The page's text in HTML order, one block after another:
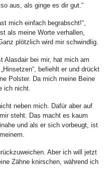
aus, als ginge es dir gut.“
mich einfach begrabscht!“,
als meine Worte verhallen,
plötzlich wird mir schwindlig.
Alasdair bei mir, hat mich am
befiehlt er und drückt
Polster. Da mich meine Beine
ich nicht.
neben mich. Dafür aber auf
steht. Das macht es kaum
und als er sich vorbeugt, ist
Aber ich will jetzt
Zähne knirschen, während ich